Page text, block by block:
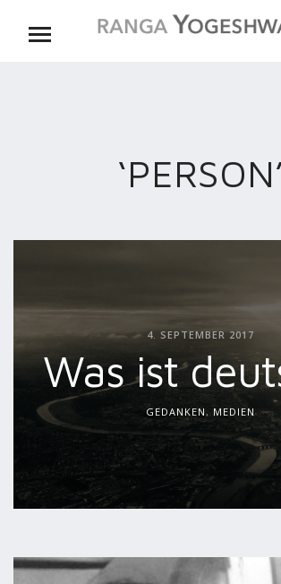
4. SEPTEMBER 2017
Was ist
GEDANKEN, MEDIEN